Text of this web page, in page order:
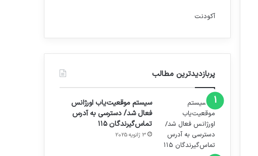
آکودنت
پربازدیدترین مطالب
سیستم موقعیت‌یاب اورژانس
فعال شد/ دسترسی به آدرس
تماس‌گیرندگان ۱۱۵
3 ژانویه 2025